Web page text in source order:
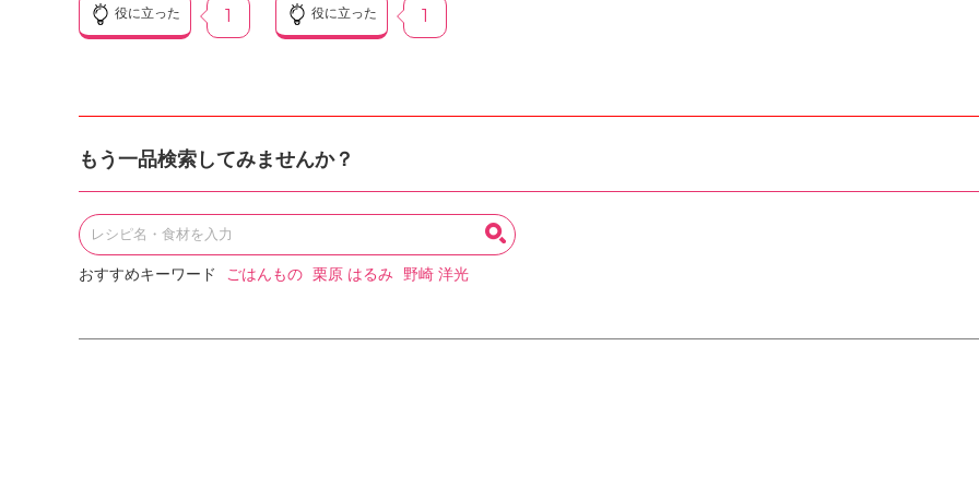
役に立った 1 役に立った 1
もう一品検索してみませんか？
おすすめキーワード ごはんもの 栗原 はるみ 野崎 洋光